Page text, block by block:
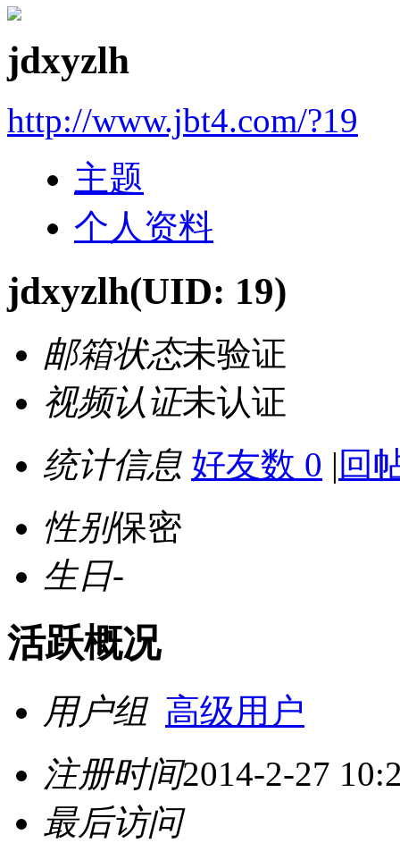
jdxyzlh
http://www.jbt4.com/?19
主题
个人资料
jdxyzlh(UID: 19)
邮箱状态未验证
视频认证未认证
统计信息 好友数 0 | 回
性别保密
生日-
活跃概况
用户组 高级用户
注册时间2014-2-27
最后访问